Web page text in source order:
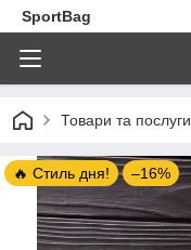
SportBag
Товари та послуги
🔥 Стиль дня! –16%